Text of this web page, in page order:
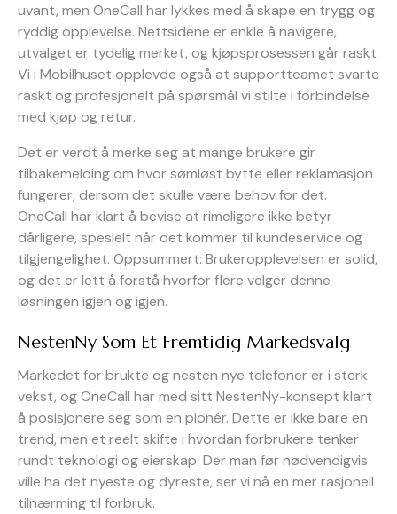
uvant, men OneCall har lykkes med å skape en trygg og
ryddig opplevelse. Nettsidene er enkle å navigere,
utvalget er tydelig merket, og kjøpsprosessen går raskt.
Vi i Mobilhuset opplevde også at supportteamet svarte
raskt og profesjonelt på spørsmål vi stilte i forbindelse
med kjøp og retur.
Det er verdt å merke seg at mange brukere gir
tilbakemelding om hvor sømløst bytte eller reklamasjon
fungerer, dersom det skulle være behov for det.
OneCall har klart å bevise at rimeligere ikke betyr
dårligere, spesielt når det kommer til kundeservice og
tilgjengelighet. Oppsummert: Brukeropplevelsen er solid,
og det er lett å forstå hvorfor flere velger denne
løsningen igjen og igjen.
NestenNy Som Et Fremtidig Markedsvalg
Markedet for brukte og nesten nye telefoner er i sterk
vekst, og OneCall har med sitt NestenNy-konsept klart
å posisjonere seg som en pionér. Dette er ikke bare en
trend, men et reelt skifte i hvordan forbrukere tenker
rundt teknologi og eierskap. Der man før nødvendigvis
ville ha det nyeste og dyreste, ser vi nå en mer rasjonell
tilnærming til forbruk.